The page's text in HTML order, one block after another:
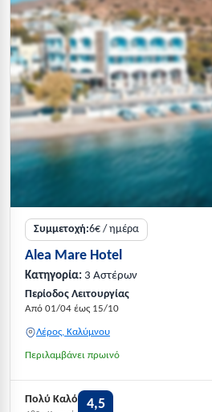
Συμμετοχή:6€ / ημέρα
Alea Mare Hotel
Κατηγορία: 3 Αστέρων
Περίοδος Λειτουργίας
Από 01/04 έως 15/10
Λέρος, Καλύμνου
Περιλαμβάνει πρωινό
Πολύ Καλό 4,5